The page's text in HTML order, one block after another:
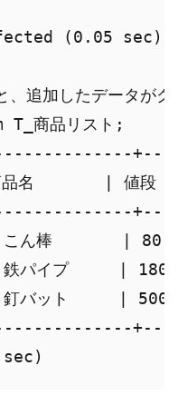
(0.05 sec)
、追加したデータが
商品リスト;
品名       | 値段
ん棒       |
パイプ     |
バット     |